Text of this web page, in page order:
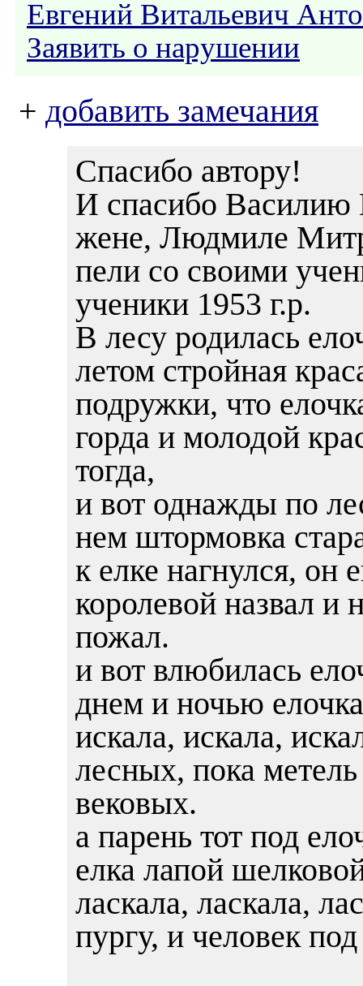
Евгений Витальевич
Заявить о нарушении
+ добавить замечания
Спасибо автору!
И спасибо Василию
жене, Людмиле
пели со своими
ученики 1953 г.р.
В лесу родилась
летом стройная
подружки, что
горда и молодой
тогда,
и вот однажды по
нем штормовка
к елке нагнулся, он
королевой назвал
пожал.
и вот влюбилась
днем и ночью
искала, искала,
лесных, пока
вековых.
а парень тот под
елка лапой
ласкала, ласкала,
пургу, и человек